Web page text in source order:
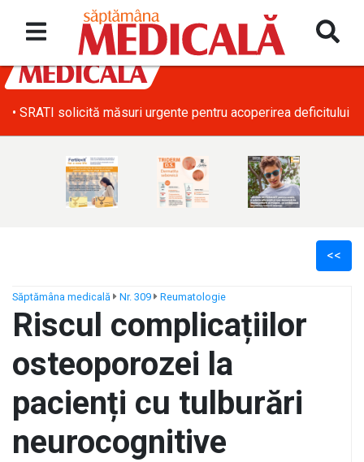
• SRATI solicită măsuri urgente pentru acoperirea deficitului
<<
Săptămâna medicală Nr. 309 Reumatologie
Riscul complicațiilor
osteoporozei la
pacienți cu tulburări
neurocognitive